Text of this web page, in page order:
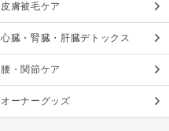
皮膚被毛ケア
心臓・腎臓・肝臓デトックス
腰・関節ケア
オーナーグッズ